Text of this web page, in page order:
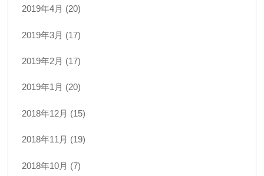
2019年4月 (20)
2019年3月 (17)
2019年2月 (17)
2019年1月 (20)
2018年12月 (15)
2018年11月 (19)
2018年10月 (7)